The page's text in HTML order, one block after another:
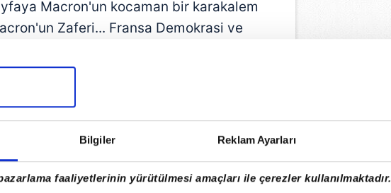
Bilgiler Reklam Ayarları
faaliyetlerinin yürütülmesi amaçları ile çerezler kullanılmaktadır.
Macron'un kocaman bir karakalem
Zaferi... Fransa Demokrasi ve
yenilgi üstüne yenilgi yaşayan Batılı
hesapları bu türden mesajlarla dolup
bu yalancı bir bahar. Avrupa